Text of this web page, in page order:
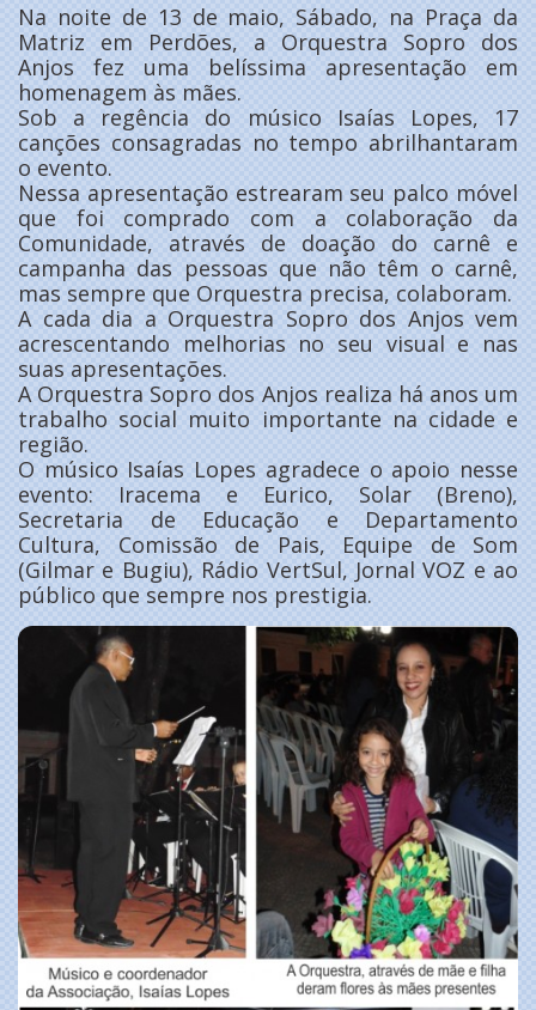
Na noite de 13 de maio, Sábado, na Praça da
Matriz em Perdões, a Orquestra Sopro dos
Anjos fez uma belíssima apresentação em
homenagem às mães.
Sob a regência do músico Isaías Lopes, 17
canções consagradas no tempo abrilhantaram
o evento.
Nessa apresentação estrearam seu palco móvel
que foi comprado com a colaboração da
Comunidade, através de doação do carnê e
campanha das pessoas que não têm o carnê,
mas sempre que Orquestra precisa, colaboram.
A cada dia a Orquestra Sopro dos Anjos vem
acrescentando melhorias no seu visual e nas
suas apresentações.
A Orquestra Sopro dos Anjos realiza há anos um
trabalho social muito importante na cidade e
região.
O músico Isaías Lopes agradece o apoio nesse
evento: Iracema e Eurico, Solar (Breno),
Secretaria de Educação e Departamento
Cultura, Comissão de Pais, Equipe de Som
(Gilmar e Bugiu), Rádio VertSul, Jornal VOZ e ao
público que sempre nos prestigia.